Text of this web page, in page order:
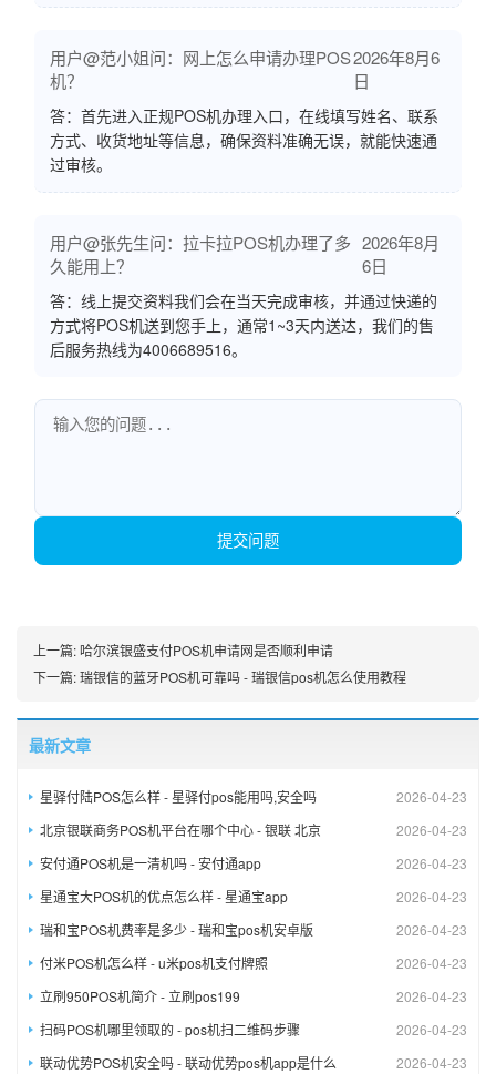
用户@范小姐问：网上怎么申请办理POS
机？
2026年8月6
日
答：首先进入正规POS机办理入口，在线填写姓名、联系
方式、收货地址等信息，确保资料准确无误，就能快速通
过审核。
用户@张先生问：拉卡拉POS机办理了多
久能用上？
2026年8月
6日
答：线上提交资料我们会在当天完成审核，并通过快递的
方式将POS机送到您手上，通常1~3天内送达，我们的售
后服务热线为4006689516。
提交问题
上一篇:哈尔滨银盛支付POS机申请网是否顺利申请
下一篇:瑞银信的蓝牙POS机可靠吗 - 瑞银信pos机怎么使用教程
最新文章
2026-04-23
星驿付陆POS怎么样 - 星驿付pos能用吗,安全吗
2026-04-23
北京银联商务POS机平台在哪个中心 - 银联 北京
2026-04-23
安付通POS机是一清机吗 - 安付通app
2026-04-23
星通宝大POS机的优点怎么样 - 星通宝app
2026-04-23
瑞和宝POS机费率是多少 - 瑞和宝pos机安卓版
2026-04-23
付米POS机怎么样 - u米pos机支付牌照
2026-04-23
立刷950POS机简介 - 立刷pos199
2026-04-23
扫码POS机哪里领取的 - pos机扫二维码步骤
2026-04-23
联动优势POS机安全吗 - 联动优势pos机app是什么